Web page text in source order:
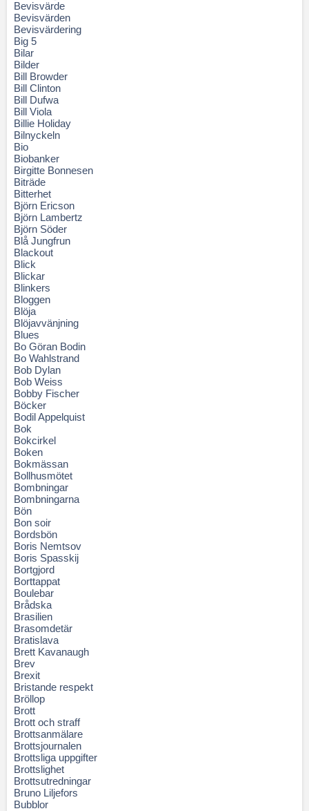
Bevisvärde
Bevisvärden
Bevisvärdering
Big 5
Bilar
Bilder
Bill Browder
Bill Clinton
Bill Dufwa
Bill Viola
Billie Holiday
Bilnyckeln
Bio
Biobanker
Birgitte Bonnesen
Biträde
Bitterhet
Björn Ericson
Björn Lambertz
Björn Söder
Blå Jungfrun
Blackout
Blick
Blickar
Blinkers
Bloggen
Blöja
Blöjavvänjning
Blues
Bo Göran Bodin
Bo Wahlstrand
Bob Dylan
Bob Weiss
Bobby Fischer
Böcker
Bodil Appelquist
Bok
Bokcirkel
Boken
Bokmässan
Bollhusmötet
Bombningar
Bombningarna
Bön
Bon soir
Bordsbön
Boris Nemtsov
Boris Spasskij
Bortgjord
Borttappat
Boulebar
Brådska
Brasilien
Brasomdetär
Bratislava
Brett Kavanaugh
Brev
Brexit
Bristande respekt
Bröllop
Brott
Brott och straff
Brottsanmälare
Brottsjournalen
Brottsliga uppgifter
Brottslighet
Brottsutredningar
Bruno Liljefors
Bubblor